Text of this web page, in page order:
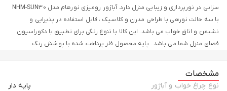
سزایی در نورپردازی و زیبایی منزل دارد. آباژور رومیزی نورهام مدل NHM-SUN30
با سه حالت نورهی با طراحی مدرن و کلاسیک ، قابل استفاده در پذیرایی و
نشیمن و اتاق خواب می باشد. این کالا با تنوع رنگی برای تطبیق با دکوراسیون
فضای منزل شما می باشد . پایه محصول فلز پرداخت شده با پوشش رنگ
باشد.
مشخصات
نوع چراغ خواب و آباژور
پایه دار